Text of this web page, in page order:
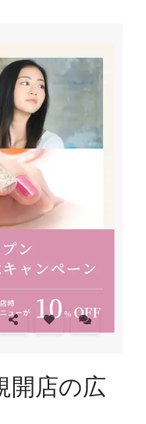
開店の広